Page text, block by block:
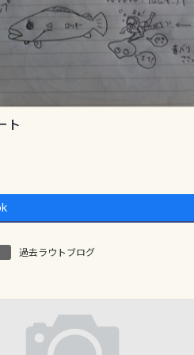
ト
過去ラウトブログ